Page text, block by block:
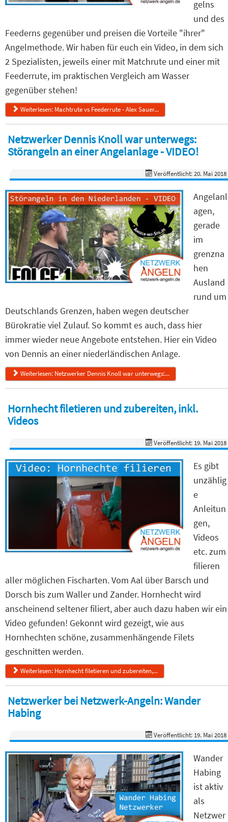
gelns
und des
Feederns gegenüber und preisen die Vorteile "ihrer"
Angelmethode. Wir haben für euch ein Video, in dem sich
2 Spezialisten, jeweils einer mit Matchrute und einer mit
Feederrute, im praktischen Vergleich am Wasser
gegenüber stehen!
Weiterlesen: Machtrute vs Feederrute - Alex Sauer...
Netzwerker Dennis Knoll war unterwegs:
Störangeln an einer Angelanlage - VIDEO!
Veröffentlicht: 20. Mai 2018
Angelanl
agen,
gerade
im
grenzna
hen
Ausland
rund um
Deutschlands Grenzen, haben wegen deutscher
Bürokratie viel Zulauf. So kommt es auch, dass hier
immer wieder neue Angebote entstehen. Hier ein Video
von Dennis an einer niederländischen Anlage.
Weiterlesen: Netzwerker Dennis Knoll war unterwegs:...
Hornhecht filetieren und zubereiten, inkl.
Videos
Veröffentlicht: 19. Mai 2018
Es gibt
unzählig
e
Anleitun
gen,
Videos
etc. zum
filieren
aller möglichen Fischarten. Vom Aal über Barsch und
Dorsch bis zum Waller und Zander. Hornhecht wird
anscheinend seltener filiert, aber auch dazu haben wir ein
Video gefunden! Gekonnt wird gezeigt, wie aus
Hornhechten schöne, zusammenhängende Filets
geschnitten werden.
Weiterlesen: Hornhecht filetieren und zubereiten,...
Netzwerker bei Netzwerk-Angeln: Wander
Habing
Veröffentlicht: 19. Mai 2018
Wander
Habing
ist aktiv
als
Netzwer